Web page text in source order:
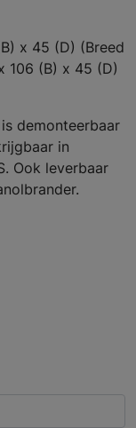
x 45 (D) (Breed
106 (B) x 45 (D)
demonteerbaar
in
Ook leverbaar